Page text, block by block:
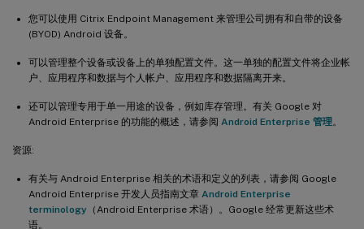
您可以使用 Citrix Endpoint Management 来管理公司拥有和自带的设备
(BYOD) Android 设备。
可以管理整个设备或设备上的单独配置文件。这一单独的配置文件将企业帐
户、应用程序和数据与个人帐户、应用程序和数据隔离开来。
还可以管理专用于单一用途的设备，例如库存管理。有关 Google 对
Android Enterprise 的功能的概述，请参阅 Android Enterprise 管理。
资源:
有关与 Android Enterprise 相关的术语和定义的列表，请参阅 Google
Android Enterprise 开发人员指南文章 Android Enterprise
terminology （Android Enterprise 术语）。Google 经常更新这些术
语。
取消注册 Android Enterprise 企业